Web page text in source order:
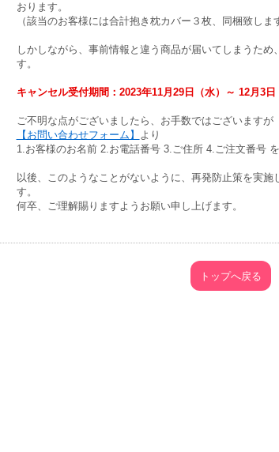
おります。
（該当のお客様には合計抱き枕カバー３枚、同梱致しま
しかしながら、事前情報と違う商品が届いてしまうた
す。
キャンセル受付期間：2023年11月29日（水）～ 12月3日
ご不明な点がございましたら、お手数ではございますが
【お問い合わせフォーム】 より
1.お客様のお名前 2.お電話番号 3.ご住所 4.ご注文番号
以後、このようなことがないように、再発防止策を実
す。
何卒、ご理解賜りますようお願い申し上げます。
トップへ戻る